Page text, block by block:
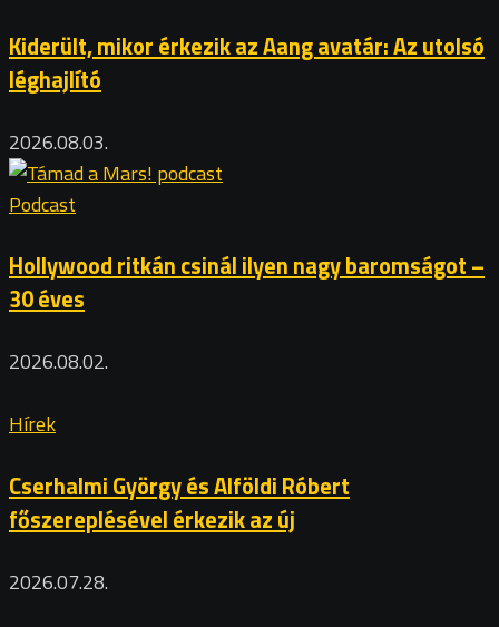
Kiderült, mikor érkezik az Aang avatár: Az utolsó
léghajlító
2026.08.03.
Podcast
Hollywood ritkán csinál ilyen nagy baromságot –
30 éves
2026.08.02.
Hírek
Cserhalmi György és Alföldi Róbert
főszereplésével érkezik az új
2026.07.28.